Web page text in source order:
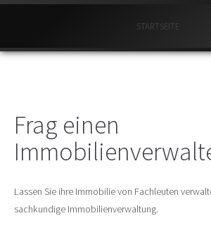
STARTSEITE
Frag einen
Lassen Sie ihre Immobilie von Fachleuten
sachkundige Immobilienverwaltung.